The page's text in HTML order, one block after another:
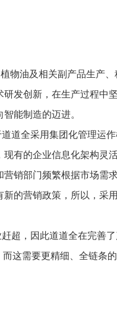
物油及相关副产品生产
发创新，在生产过程中
能制造的迈进。
道全采用集团化管理运
有的企业信息化架构灵
销部门频繁根据市场需
的营销政策，所以，采
超，因此道道全在完善
这需要更精细、全链条